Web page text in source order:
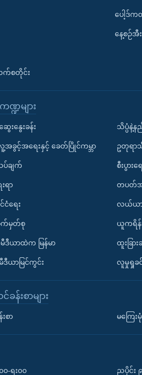
လက်စတိုင်း
ပေါ့ဒ်က
နေ့စဉ်အီ
ဍများ
းနွေးခန်း
အခွင့်အရေးနှင့် ခေတ်ပြိုင်ကမ္ဘာ
ချက်
ရာ
ရေး
က်မှတ်စု
မီဒီယာထဲက မြန်မာ
မီဒီယာမြင်ကွင်း
သိပ္ပံနဲ့န
ဥတုရာ
စီးပွားရ
တပတ်အ
လယ်ယာစီ
ယူကရိန်း
ထူးခြား
လူမှုရှုခင်
န်းစာများ
စာ မကြေး
၀-ရး၀၀ ညပိုင်း